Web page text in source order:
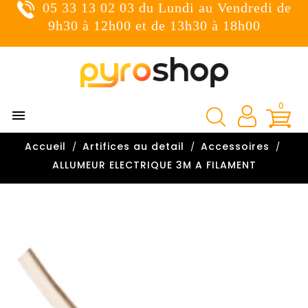
05 33 13 02 03 du Lundi au Vendredi de
9h30 à 12h00 et de 13h30 à 18h00

0

Accueil Artifices au detail
Accessoires
ALLUMEUR ELECTRIQUE 3M A FILAMENT
Connexion
You need to be logged in to save products in your wish
Annuler Connexion